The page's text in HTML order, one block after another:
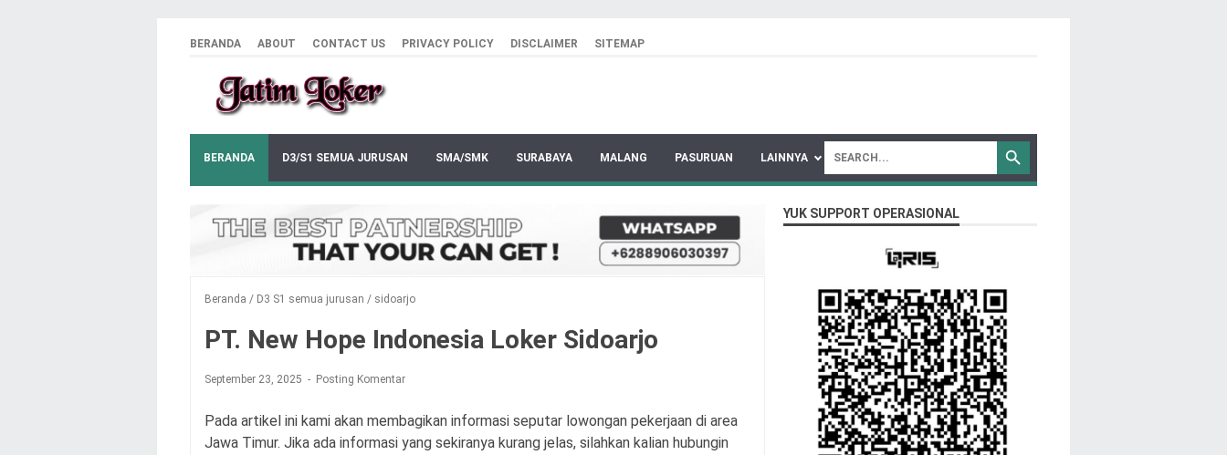
BERANDA ABOUT CONTACT US PRIVACY POLICY DISCLAIMER SITEMAP
BERANDA D3/S1 SEMUA JURUSAN SMA/SMK SURABAYA MALANG PASURUAN LAINNYA
Beranda / D3 S1 semua jurusan / sidoarjo
PT. New Hope Indonesia Loker Sidoarjo
September 23, 2025 Posting Komentar
Pada artikel ini kami akan membagikan informasi seputar lowongan pekerjaan di area
Jawa Timur. Jika ada informasi yang sekiranya kurang jelas, silahkan kalian hubungin
YUK SUPPORT OPERASIONAL